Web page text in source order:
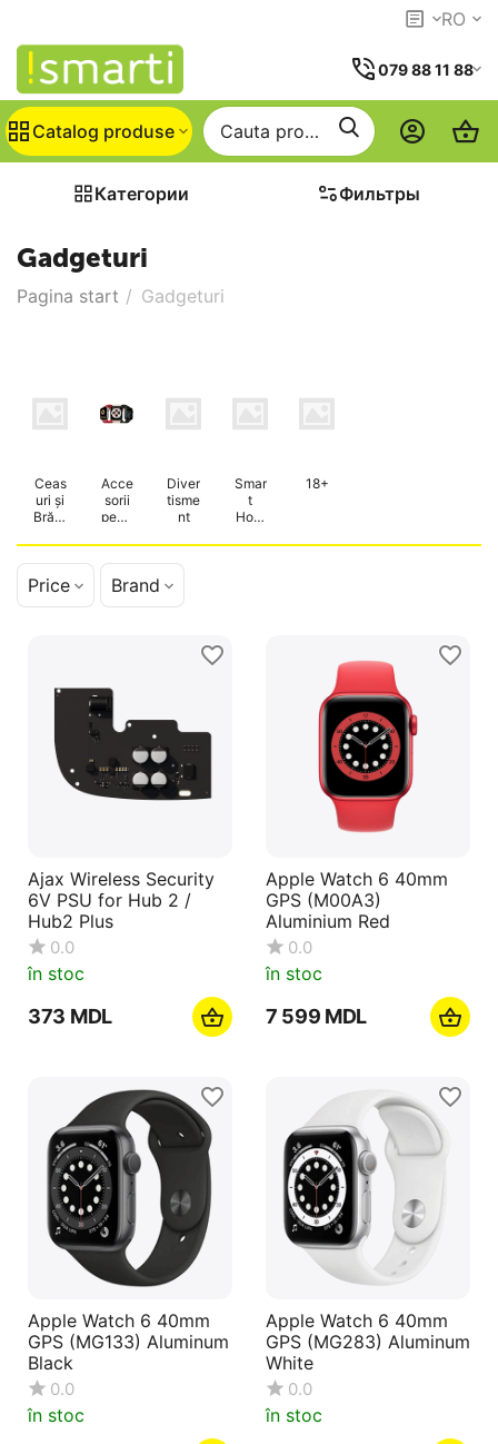
RO
079 88 11 88
Catalog produse
Категории Фильтры
Gadgeturi
Pagina start / Gadgeturi
Ceas
uri și
Brăță
Smar
t
Acce
sorii
pentr
gadg
eturi
Diver
tisme
nt
Smar
t
Hom
18+
Price Brand
Ajax Wireless Security
6V PSU for Hub 2 /
Hub2 Plus
0.0
în stoc
‍373‍ MDL
Apple Watch 6 40mm
GPS (M00A3)
Aluminium Red
0.0
în stoc
7 599 MDL
Apple Watch 6 40mm
GPS (MG133) Aluminum
Black
0.0
în stoc
Apple Watch 6 40mm
GPS (MG283) Aluminum
White
0.0
în stoc